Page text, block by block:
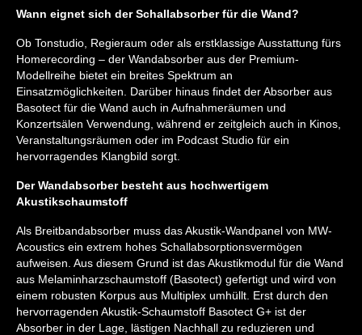
Wann eignet sich der Schallabsorber für die Wand?
Ob Tonstudio, Regieraum oder als erstklassige Ausstattung fürs
Homerecording – der Wandabsorber aus der Premium-
Modellreihe bietet ein breites Spektrum an
Einsatzmöglichkeiten. Darüber hinaus findet der Absorber aus
Basotect für die Wand auch in Aufnahmeräumen und
Konzertsälen Verwendung, während er zeitgleich auch in Kinos,
Veranstaltungsräumen oder im Podcast Studio für ein
hervorragendes Klangbild sorgt.
Der Wandabsorber besteht aus hochwertigem
Akustikschaumstoff
Als Breitbandabsorber muss das Akustik-Wandpanel von MW-
Acoustics ein extrem hohes Schallabsorptionsvermögen
aufweisen. Aus diesem Grund ist das Akustikmodul für die Wand
aus Melaminharzschaumstoff (Basotect) gefertigt und wird von
einem robusten Korpus aus Multiplex umhüllt. Erst durch den
hervorragenden Akustik-Schaumstoff Basotect G+ ist der
Absorber in der Lage, lästigen Nachhall zu reduzieren und